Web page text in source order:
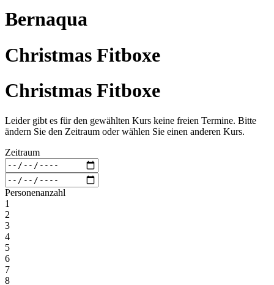
Bernaqua
Christmas Fitboxe
Christmas Fitboxe
Leider gibt es für den gewählten Kurs keine freien Termine. Bitte
ändern Sie den Zeitraum oder wählen Sie einen anderen Kurs.
Zeitraum
Personenanzahl
1
2
3
4
5
6
7
8